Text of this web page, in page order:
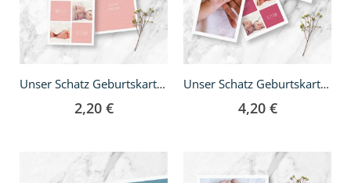
Unser Schatz Geburtskarte - DIN lang
2,20 €
Unser Schatz Geburtskarte - DIN lang Fächer
4,20 €